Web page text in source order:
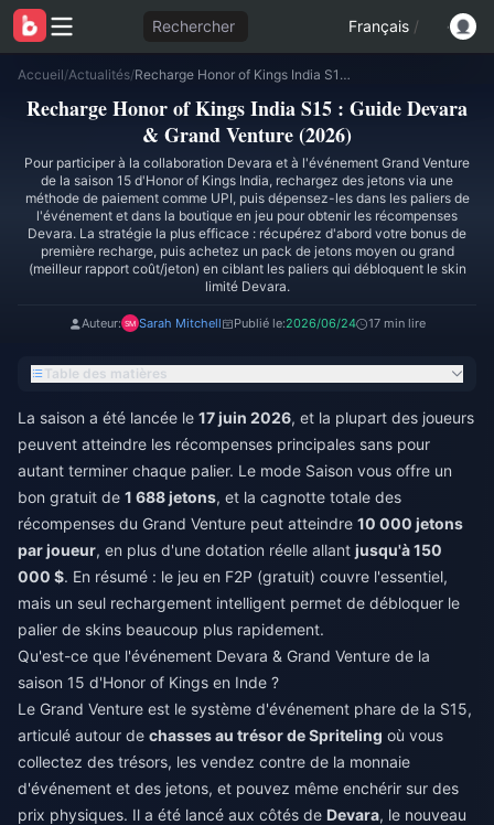
Rechercher Français /
Accueil/Actualités/ Recharge Honor of Kings India S15 : Guide Devara & Grand Venture (2026)
Recharge Honor of Kings India S15 : Guide Devara
& Grand Venture (2026)
Pour participer à la collaboration Devara et à l'événement Grand Venture
de la saison 15 d'Honor of Kings India, rechargez des jetons via une
méthode de paiement comme UPI, puis dépensez-les dans les paliers de
l'événement et dans la boutique en jeu pour obtenir les récompenses
Devara. La stratégie la plus efficace : récupérez d'abord votre bonus de
première recharge, puis achetez un pack de jetons moyen ou grand
(meilleur rapport coût/jeton) en ciblant les paliers qui débloquent le skin
limité Devara.
Auteur: Sarah Mitchell Publié le:2026/06/24 17 min lire
Table des matières
La saison a été lancée le 17 juin 2026, et la plupart des joueurs
peuvent atteindre les récompenses principales sans pour
autant terminer chaque palier. Le mode Saison vous offre un
bon gratuit de 1 688 jetons, et la cagnotte totale des
récompenses du Grand Venture peut atteindre 10 000 jetons
par joueur, en plus d'une dotation réelle allant jusqu'à 150
000 $. En résumé : le jeu en F2P (gratuit) couvre l'essentiel,
mais un seul rechargement intelligent permet de débloquer le
palier de skins beaucoup plus rapidement.
Qu'est-ce que l'événement Devara & Grand Venture de la
saison 15 d'Honor of Kings en Inde ?
Le Grand Venture est le système d'événement phare de la S15,
articulé autour de chasses au trésor de Spriteling où vous
collectez des trésors, les vendez contre de la monnaie
d'événement et des jetons, et pouvez même enchérir sur des
prix physiques. Il a été lancé aux côtés de Devara, le nouveau